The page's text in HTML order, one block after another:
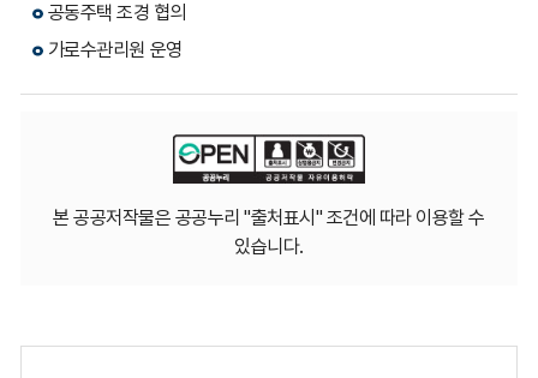
공동주택 조경 협의
가로수관리원 운영
본 공공저작물은 공공누리 "출처표시" 조건에 따라 이용할 수
있습니다.